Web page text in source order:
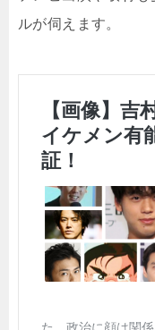
ルが伺えます。